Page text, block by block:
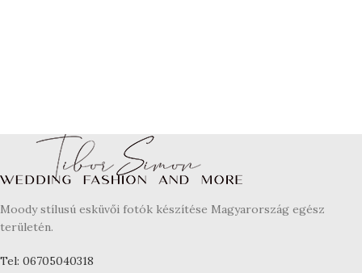
Moody stílusú esküvői fotók készítése Magyarország egész
területén.
Tel: 06705040318